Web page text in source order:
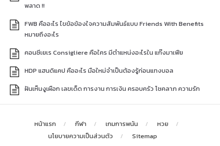
พลาด !!
FWB คืออะไร ไขข้อข้องใจความสัมพันธ์แบบ Friends With Benefits
หมายถึงอะไร
คอนซีเยเร Consigliere คือใคร มีตำแหน่งอะไรใน แก๊งมาเฟีย
HDP แฮนดิแคป คืออะไร มือใหม่จำเป็นต้องรู้ก่อนแทงบอล
ฝันเห็นงูเผือก เลขเด็ด การงาน การเงิน ครอบครัว โชคลาภ ความรัก
หน้าแรก กีฬา เกมการพนัน
หวย
นโยบายความเป็นส่วนตัว
Sitemap